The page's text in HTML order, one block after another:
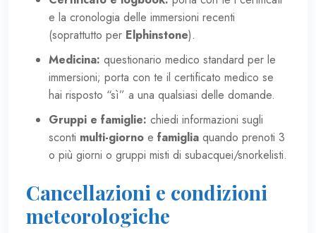
e la cronologia delle immersioni recenti
(soprattutto per Elphinstone).
Medicina: questionario medico standard per le
immersioni; porta con te il certificato medico se
hai risposto “sì” a una qualsiasi delle domande.
Gruppi e famiglie: chiedi informazioni sugli
sconti multi-giorno e famiglia quando prenoti 3
o più giorni o gruppi misti di subacquei/snorkelisti.
Cancellazioni e condizioni
meteorologiche